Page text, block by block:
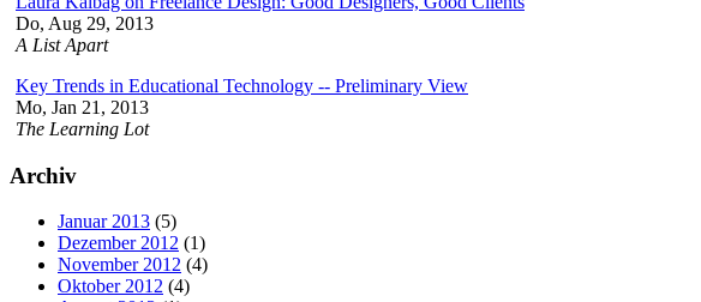
Do, Aug 29, 2013
A List Apart
Key Trends in Educational Technology -- Preliminary View
Mo, Jan 21, 2013
The Learning Lot
Archiv
Januar 2013 (5)
Dezember 2012 (1)
November 2012 (4)
Oktober 2012 (4)